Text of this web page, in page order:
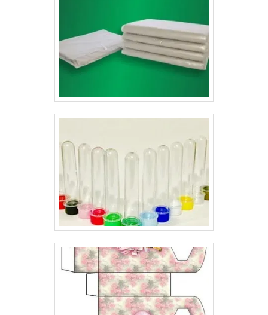
envelope extra pequeno. Estes e outros é possível
encontrar com a melhor qualidade.Empresa com ótimo
histórico no segmentoA Lyons é uma gráfica de
envelopes responsável por uma fabricação de
para que sejam repletas de qualidade e sofisticação,
sempre passando a melhor impressão para as